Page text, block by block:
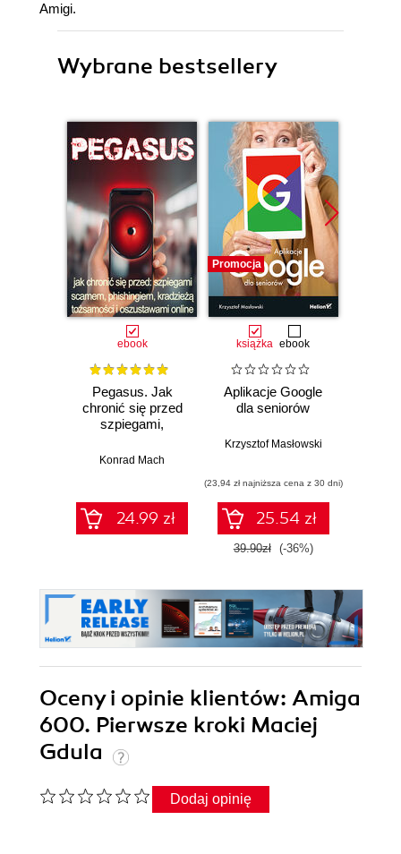
Amigi.
Wybrane bestsellery
ebook
Pegasus. Jak
chronić się przed
szpiegami,
phishingiem,
oszustwami online
Konrad Mach
24.99 zł
Promocja
książka ebook
Aplikacje Google
dla seniorów
Krzysztof Masłowski
(23,94 zł najniższa cena z 30 dni)
25.54 zł
39.90zł (-36%)
Oceny i opinie klientów: Amiga
600. Pierwsze kroki Maciej
Gdula
Dodaj opinię